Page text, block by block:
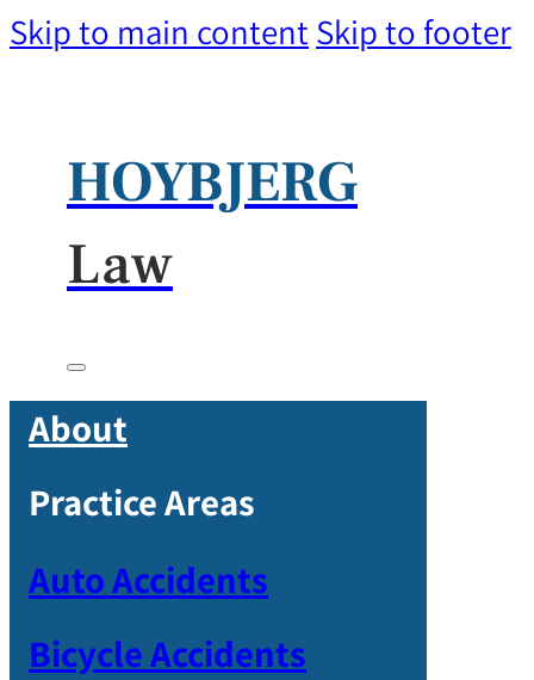
Skip to main content Skip to footer
HOYBJERG
Law
About
Practice Areas
Auto Accidents
Bicycle Accidents